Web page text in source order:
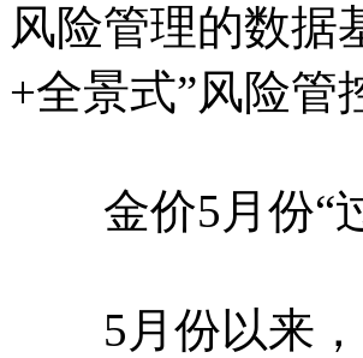
风险管理的数据
+全景式”风险管
金价5月份“过
5月份以来，